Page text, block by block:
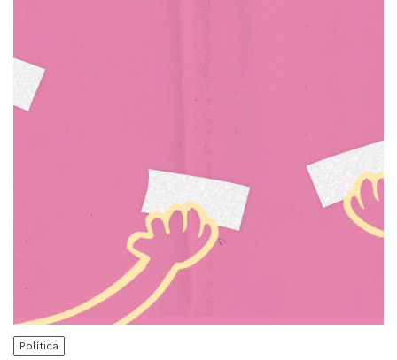
Política